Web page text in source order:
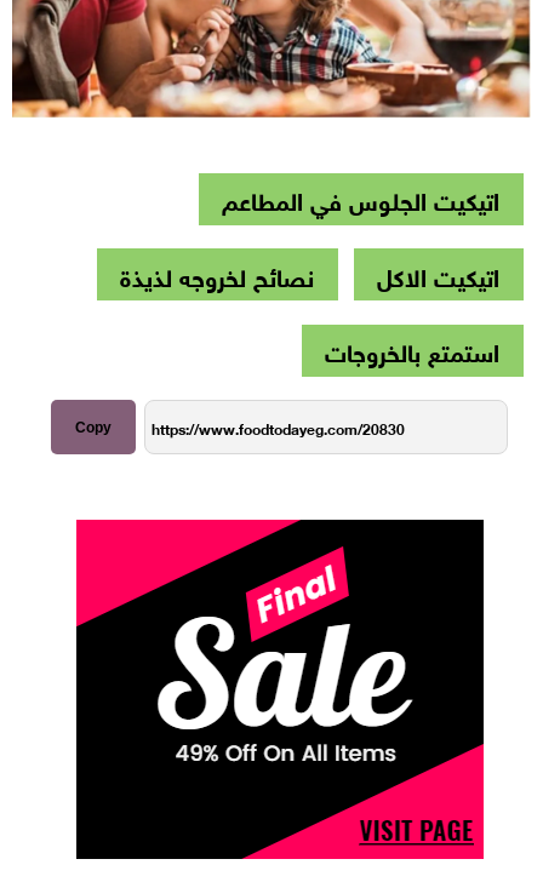
اتيكيت الجلوس في المطاعم
اتيكيت الاكل
نصائح لخروجه لذيذة
استمتع بالخروجات
Copy